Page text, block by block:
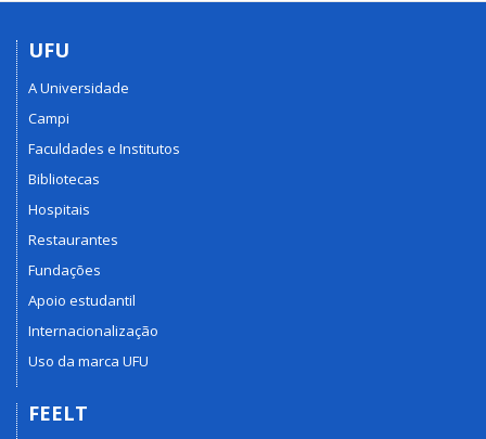
UFU
A Universidade
Campi
Faculdades e Institutos
Bibliotecas
Hospitais
Restaurantes
Fundações
Apoio estudantil
Internacionalização
Uso da marca UFU
FEELT